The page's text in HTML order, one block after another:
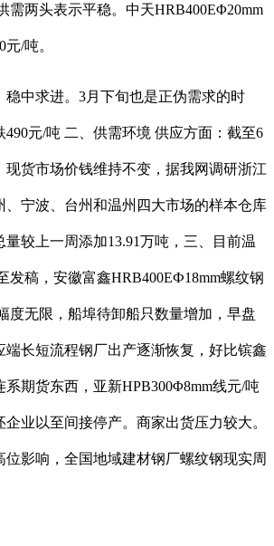
需两头表示平稳。中天HRB400EΦ20mm
/吨。
中求进。3月下旬也是正伪需求的时
元/吨 二、供需环境 供应方面：截至6
现货市场价钱维持不变，据我网调研浙江
、宁波、台州和温州四大市场的样本仓库
较上一周添加13.91万吨，三、目前温
发稿，安徽富鑫HRB400EФ18mm螺纹钢
度无限，船埠待卸船只数量增加，早盘
端长短流程钢厂出产逐渐恢复，好比镔鑫
系期货东西，亚新HPB300Φ8mm线元/吨
业以至间接停产。商家出货压力较大。
位影响，全国地域建材钢厂螺纹钢现实周